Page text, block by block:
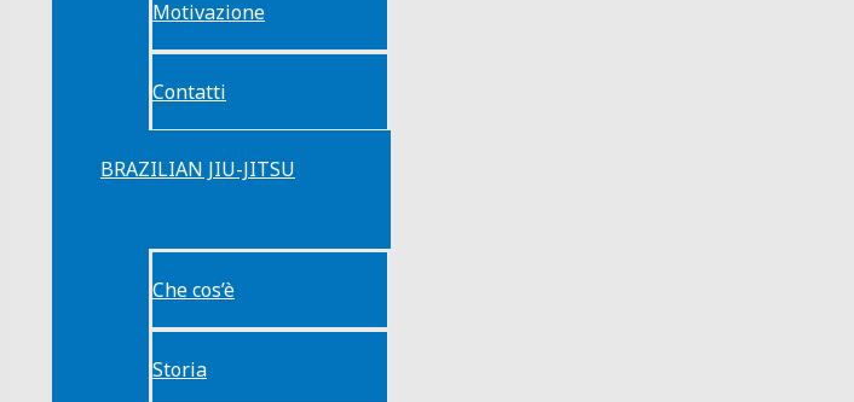
Motivazione
Contatti
BRAZILIAN JIU-JITSU
Che cos’è
Storia